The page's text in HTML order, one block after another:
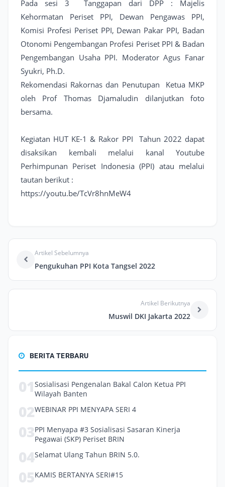
Pada sesi 3 Tanggapan dari DPP : Majelis
Kehormatan Periset PPI, Dewan Pengawas PPI,
Komisi Profesi Periset PPI, Dewan Pakar PPI, Badan
Otonomi Pengembangan Profesi Periset PPI & Badan
Pengembangan Usaha PPI. Moderator Agus Fanar
Syukri, Ph.D.
Rekomendasi Rakornas dan Penutupan Ketua MKP
oleh Prof Thomas Djamaludin dilanjutkan foto
bersama.
Kegiatan HUT KE-1 & Rakor PPI Tahun 2022 dapat
disaksikan kembali melalui kanal Youtube
Perhimpunan Periset Indonesia (PPI) atau melalui
tautan berikut :
https://youtu.be/TcVr8hnMeW4
Artikel Sebelumnya
Pengukuhan PPI Kota Tangsel 2022
Artikel Berikutnya
Muswil DKI Jakarta 2022
BERITA TERBARU
01 Sosialisasi Pengenalan Bakal Calon Ketua PPI
Wilayah Banten
02WEBINAR PPI MENYAPA SERI 4
03PPI Menyapa #3 Sosialisasi Sasaran Kinerja
Pegawai (SKP) Periset BRIN
04Selamat Ulang Tahun BRIN 5.0.
05KAMIS BERTANYA SERI#15